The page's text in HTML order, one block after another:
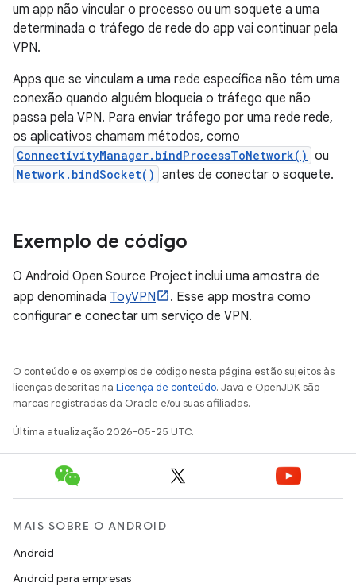
um app não vincular o processo ou um soquete a uma
determinada o tráfego de rede do app vai continuar pela
VPN.
Apps que se vinculam a uma rede específica não têm uma
conexão quando alguém bloqueia o tráfego que não
passa pela VPN. Para enviar tráfego por uma rede rede,
os aplicativos chamam métodos, como
ConnectivityManager.bindProcessToNetwork() ou
Network.bindSocket() antes de conectar o soquete.
Exemplo de código
O Android Open Source Project inclui uma amostra de
app denominada ToyVPN
. Esse app mostra como
configurar e conectar um serviço de VPN.
O conteúdo e os exemplos de código nesta página estão sujeitos às
licenças descritas na Licença de conteúdo. Java e OpenJDK são
marcas registradas da Oracle e/ou suas afiliadas.
Última atualização 2026-05-25 UTC.
MAIS SOBRE O ANDROID
Android
Android para empresas